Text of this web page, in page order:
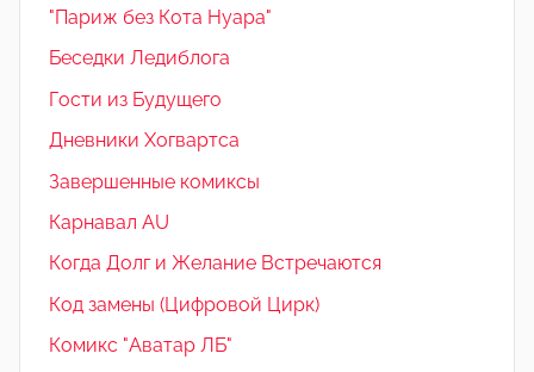
"Париж без Кота Нуара"
Беседки Ледиблога
Гости из Будущего
Дневники Хогвартса
Завершенные комиксы
Карнавал AU
Когда Долг и Желание Встречаются
Код замены (Цифровой Цирк)
Комикс "Аватар ЛБ"